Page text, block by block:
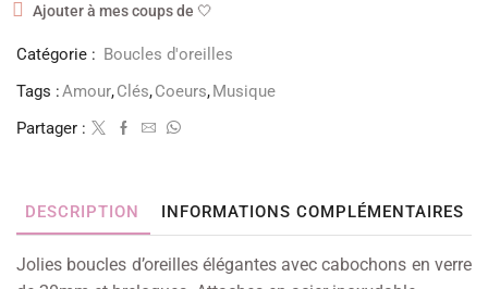
Ajouter à mes coups de 🤍
Catégorie : Boucles d'oreilles
Tags :Amour,Clés,Coeurs,Musique
Partager :
DESCRIPTION INFORMATIONS COMPLÉMENTAIRES
Jolies boucles d’oreilles élégantes avec cabochons en verre